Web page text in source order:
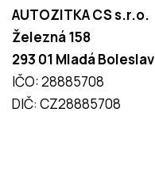
AUTOZITKA CS s.r.o.
Železná 158
293 01 Mladá Boleslav
IČO: 28885708
DIČ: CZ28885708